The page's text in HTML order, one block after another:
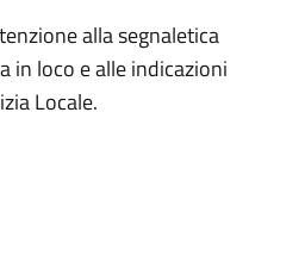
alla segnaletica
in loco e alle indicazioni
Locale.